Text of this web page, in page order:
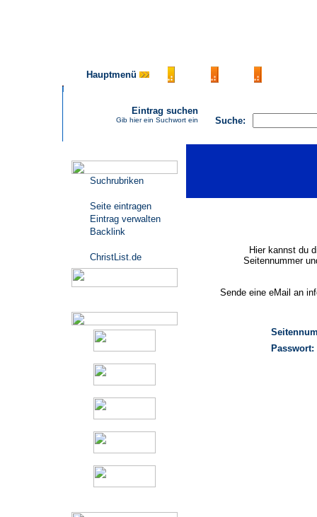
Hauptmenü
Suche:
Eintrag suchen
Gib hier ein Suchwort ein
Suchrubriken
Seite eintragen
Eintrag verwalten
Backlink
ChristList.de
Hier kannst du
Seitennummer
Sende eine eMail an
Passwort: